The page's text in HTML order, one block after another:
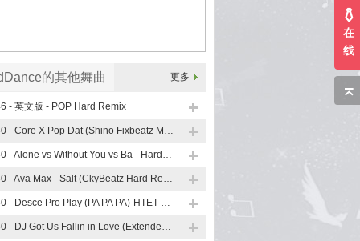
的其他舞曲 更多
- 英文版 - POP Hard Remix
150 - Core X Pop Dat (Shino Fixbeatz Mashup Hard)
150 - Alone vs Without You vs Ba - HardBounce
150 - Ava Max - Salt (CkyBeatz Hard Remix)
150 - Desce Pro Play (PA PA PA)-HTET G EDIT 修改版
150 - DJ Got Us Fallin in Love (ExtendedHard Remix)
在
线